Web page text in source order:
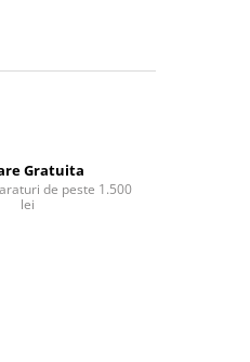
Gratuita
de peste 1.500
lei